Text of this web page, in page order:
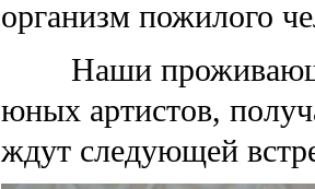
организм пожилого
Наши
юных артистов,
ждут следующей